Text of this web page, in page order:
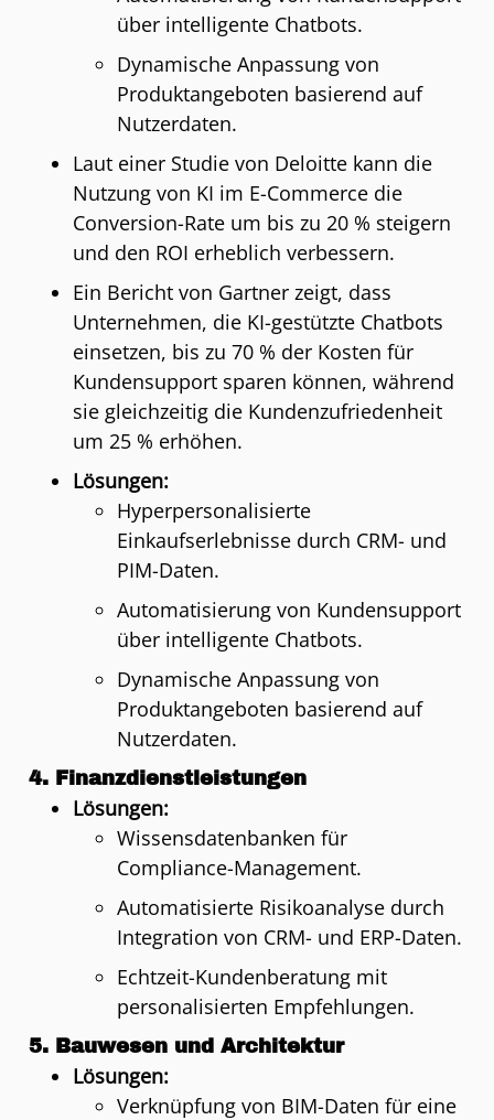
über intelligente Chatbots.
Dynamische Anpassung von
Produktangeboten basierend auf
Nutzerdaten.
Laut einer Studie von Deloitte kann die
Nutzung von KI im E-Commerce die
Conversion-Rate um bis zu 20 % steigern
und den ROI erheblich verbessern.
Ein Bericht von Gartner zeigt, dass
Unternehmen, die KI-gestützte Chatbots
einsetzen, bis zu 70 % der Kosten für
Kundensupport sparen können, während
sie gleichzeitig die Kundenzufriedenheit
um 25 % erhöhen.
Lösungen:
Hyperpersonalisierte
Einkaufserlebnisse durch CRM- und
PIM-Daten.
Automatisierung von Kundensupport
über intelligente Chatbots.
Dynamische Anpassung von
Produktangeboten basierend auf
Nutzerdaten.
4. Finanzdienstleistungen
Lösungen:
Wissensdatenbanken für
Compliance-Management.
Automatisierte Risikoanalyse durch
Integration von CRM- und ERP-Daten.
Echtzeit-Kundenberatung mit
personalisierten Empfehlungen.
5. Bauwesen und Architektur
Lösungen:
Verknüpfung von BIM-Daten für eine